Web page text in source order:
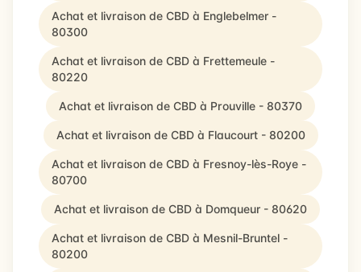
Achat et livraison de CBD à Englebelmer -
80300
Achat et livraison de CBD à Frettemeule -
80220
Achat et livraison de CBD à Prouville - 80370
Achat et livraison de CBD à Flaucourt - 80200
Achat et livraison de CBD à Fresnoy-lès-Roye -
80700
Achat et livraison de CBD à Domqueur - 80620
Achat et livraison de CBD à Mesnil-Bruntel -
80200